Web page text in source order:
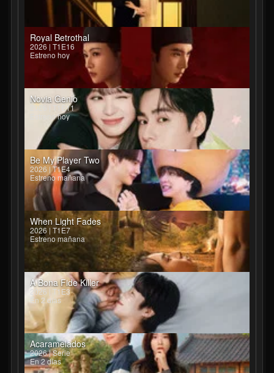
Royal Betrothal
2026 | T1E16
Estreno hoy
Novia Genio
2026 | T1E11
Estreno hoy
Be My Player Two
2026 | T1E4
Estreno mañana
When Light Fades
2026 | T1E7
Estreno mañana
A Bona Fide Killer
2026 | T1E3
En 2 días
Acaramelados
2026 | Serie
En 2 días